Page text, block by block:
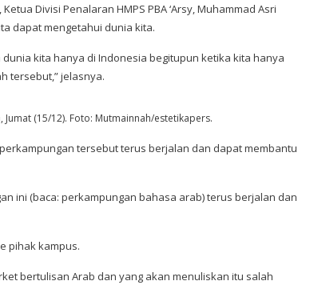
Divisi Penalaran HMPS PBA ‘Arsy, Muhammad Asri
dapat mengetahui dunia kita.
kita hanya di Indonesia begitupun ketika kita hanya
tersebut,” jelasnya.
(15/12). Foto: Mutmainnah/estetikapers.
tersebut terus berjalan dan dapat membantu
ini (baca: perkampungan bahasa arab) terus berjalan dan
pihak kampus.
bertulisan Arab dan yang akan menuliskan itu salah